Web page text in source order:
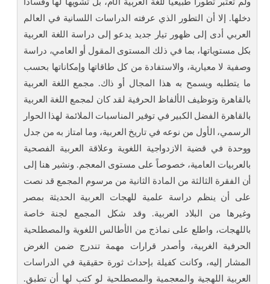
ولم تعتبر تطوراً طبيعياً للغة العربية الأم، بل تشويهاً لها وفساداً
دخلها. إلا أن التطور الذي عرفته الدراسات اللسانية في العالم
العربي أدى إلى ظهور تيار جديد يدعو إلى دراسة اللغة العربية
بكل مستوياتها، بما في ذلك المستوى المقول أو العامي، دراسة
وصفية لا معيارية، والاستفادة من كل طاقاتها وإمكاناتها بحسب
ما يتطلبه ويسمح به هذا المجال أو ذاك. مجمع اللغة العربية
بالقاهرة وتوظيف الألفاظ الحرفية لقد كان لمجمع اللغة العربية
بالقاهرة الفضل الكبير في توفير المناسبات الملائمة لهذا الحوار
الرسمي، الأول من نوعه في تاريخ العربية، وما امتاز به من جدل
ووحدة في قضية الازدواجية اللغوية وعلاقة العربية الفصحية
بالعربيات العامية، خصوصاً على مستوى المعجم. ونشير هنا إلى
أن الفقرة الثالثة من المادة الثانية من مرسوم المجمع قد نصت
على أن ينظم دراسة علمية للهجات العربية الحديثة بمصر
وغيرها من البلاد العربية. وقد شكل المجمع لجنة خاصة
باللهجات، واطلع على نماذج من الأطالس اللغوية والمصطلحية
الحرفية الغربية، وأصدر قرارات مهمة تندرج ضمن الغرض
المشار إليه، وكانت كفيلة بإحداث ثورة حقيقية في الدراسات
العربية اللهجية والمعجمية والمصطلحية لو كتب لها أن تطبق.